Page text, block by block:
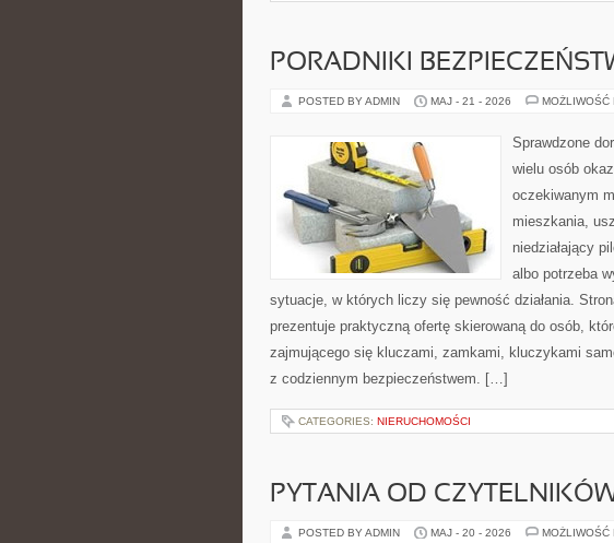
PORADNIKI
POSTED BY ADMIN MAJ - 21 - 2026 MOŻLIWOŚĆ
Sprawdzone
wielu osób
oczekiwanym
mieszkania,
niedziałający
albo potrzeba
sytuacje, w których liczy się pewność działania.
prezentuje praktyczną ofertę skierowaną do osób,
zajmującego się kluczami, zamkami, kluczykami
z codziennym bezpieczeństwem. […]
CATEGORIES: NIERUCHOMOŚCI
PYTANIA OD
POSTED BY ADMIN MAJ - 20 - 2026 MOŻLIWOŚĆ